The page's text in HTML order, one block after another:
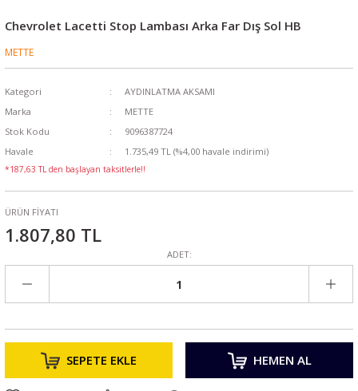
Chevrolet Lacetti Stop Lambası Arka Far Dış Sol HB
METTE
Kategori
AYDINLATMA AKSAMI
Marka
METTE
Stok Kodu
9096387724
Havale
1.735,49 TL (%4,00 havale indirimi)
*187,63 TL den başlayan taksitlerle!!
ÜRÜN FİYATI
1.807,80 TL
ADET:
SEPETE EKLE HEMEN AL